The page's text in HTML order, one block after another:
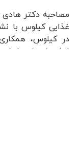
مصاحبه دکتر هادی
غذایی کیلوس با
در کیلوس،
نوشیدنی‌ها در ایران